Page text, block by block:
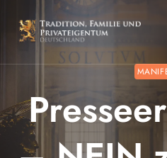
Inhalt
springen